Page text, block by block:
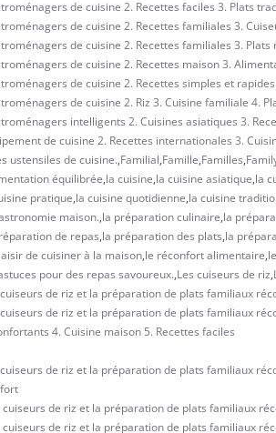
de cuisine 2. Recettes faciles 3. Plats
de cuisine 2. Recettes familiales 3.
de cuisine 2. Recettes familiales 3.
de cuisine 2. Recettes maison 3.
de cuisine 2. Recettes simples et
de cuisine 2. Riz 3. Cuisine familiale 4.
intelligents 2. Cuisines asiatiques 3.
de cuisine 2. Recettes internationales 3.
ustensiles de cuisine.,Familial,Famille,Familles,
équilibrée,la cuisine,la cuisine asiatique,la
pratique,la cuisine quotidienne,la cuisine
maison.,la préparation culinaire,la
de repas,la préparation des plats,la
de cuisiner à la maison,le réconfort alimentaire,
pour des repas savoureux.,Les cuiseurs de riz,
de riz et la préparation de plats familiaux
de riz et la préparation de plats familiaux
4. Cuisine maison 5. Recettes faciles
de riz et la préparation de plats familiaux
cuiseurs de riz et la préparation de plats familiaux
cuiseurs de riz et la préparation de plats familiaux